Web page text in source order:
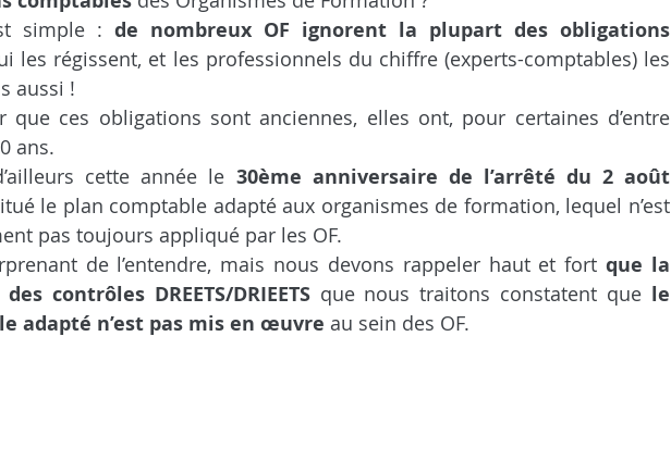
simple : de nombreux OF ignorent la plupart des obligations
les régissent, et les professionnels du chiffre (experts-comptables) les
aussi !
que ces obligations sont anciennes, elles ont, pour certaines d’entre
ans.
cette année le 30ème anniversaire de l’arrêté du 2 août
le plan comptable adapté aux organismes de formation, lequel n’est
pas toujours appliqué par les OF.
de l’entendre, mais nous devons rappeler haut et fort que la
contrôles DREETS/DRIEETS que nous traitons constatent que le
adapté n’est pas mis en œuvre au sein des OF.